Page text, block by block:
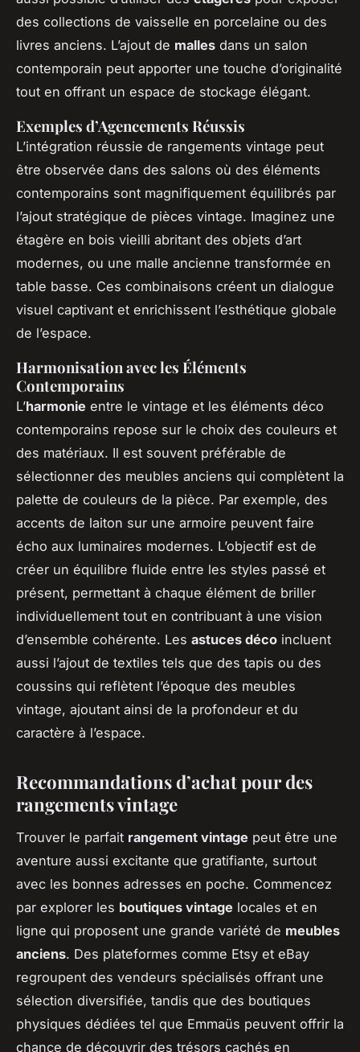
des collections de vaisselle en porcelaine ou des
livres anciens. L’ajout de malles dans un salon
contemporain peut apporter une touche d’originalité
tout en offrant un espace de stockage élégant.
Exemples d’Agencements Réussis
L’intégration réussie de rangements vintage peut
être observée dans des salons où des éléments
contemporains sont magnifiquement équilibrés par
l’ajout stratégique de pièces vintage. Imaginez une
étagère en bois vieilli abritant des objets d’art
modernes, ou une malle ancienne transformée en
table basse. Ces combinaisons créent un dialogue
visuel captivant et enrichissent l’esthétique globale
de l’espace.
Harmonisation avec les Éléments
Contemporains
L’harmonie entre le vintage et les éléments déco
contemporains repose sur le choix des couleurs et
des matériaux. Il est souvent préférable de
sélectionner des meubles anciens qui complètent la
palette de couleurs de la pièce. Par exemple, des
accents de laiton sur une armoire peuvent faire
écho aux luminaires modernes. L’objectif est de
créer un équilibre fluide entre les styles passé et
présent, permettant à chaque élément de briller
individuellement tout en contribuant à une vision
d’ensemble cohérente. Les astuces déco incluent
aussi l’ajout de textiles tels que des tapis ou des
coussins qui reflètent l’époque des meubles
vintage, ajoutant ainsi de la profondeur et du
caractère à l’espace.
Recommandations d’achat pour des
rangements vintage
Trouver le parfait rangement vintage peut être une
aventure aussi excitante que gratifiante, surtout
avec les bonnes adresses en poche. Commencez
par explorer les boutiques vintage locales et en
ligne qui proposent une grande variété de meubles
anciens. Des plateformes comme Etsy et eBay
regroupent des vendeurs spécialisés offrant une
sélection diversifiée, tandis que des boutiques
physiques dédiées tel que Emmaüs peuvent offrir la
chance de découvrir des trésors cachés en